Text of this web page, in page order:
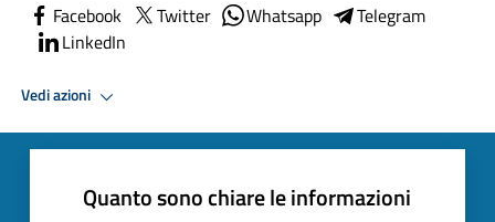
Facebook Twitter Whatsapp
Telegram
LinkedIn
Vedi azioni
Quanto sono chiare le informazioni